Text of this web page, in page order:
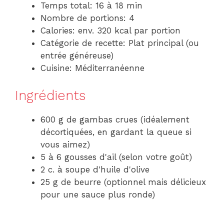
Temps total: 16 à 18 min
Nombre de portions: 4
Calories: env. 320 kcal par portion
Catégorie de recette: Plat principal (ou
entrée généreuse)
Cuisine: Méditerranéenne
Ingrédients
600 g de gambas crues (idéalement
décortiquées, en gardant la queue si
vous aimez)
5 à 6 gousses d'ail (selon votre goût)
2 c. à soupe d'huile d'olive
25 g de beurre (optionnel mais délicieux
pour une sauce plus ronde)